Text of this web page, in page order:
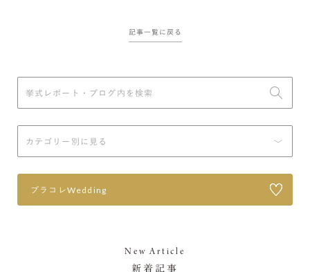
記事一覧に戻る
プラコレWedding
New Article